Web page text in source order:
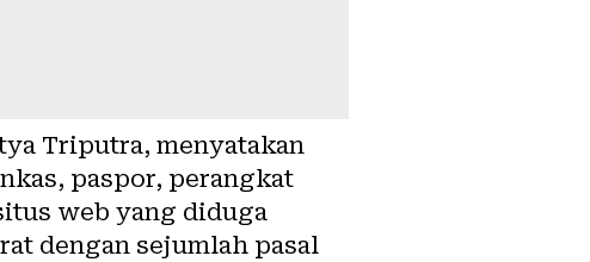
Triputra, menyatakan
paspor, perangkat
web yang diduga
dengan sejumlah pasal